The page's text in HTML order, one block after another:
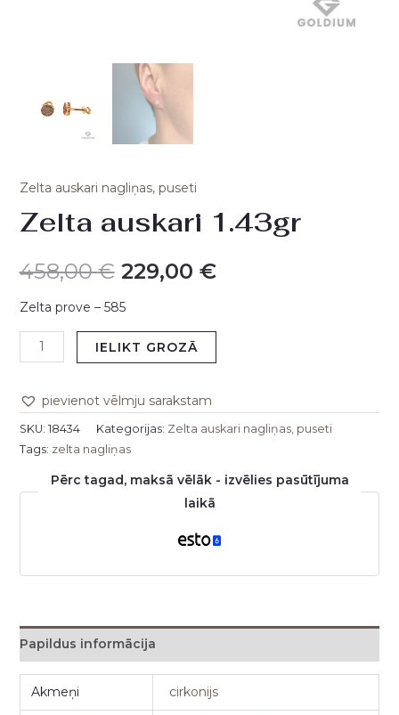
Zelta auskari nagliņas, puseti
Zelta auskari 1.43gr
458,00€ 229,00 €
Zelta prove – 585
IELIKT GROZĀ
pievienot vēlmju sarakstam
SKU: 18434 Kategorijas: Zelta auskari nagliņas, puseti
Tags: zelta nagliņas
Pērc tagad, maksā vēlāk - izvēlies pasūtījuma
laikā
Papildus informācija
Akmeņi cirkonijs